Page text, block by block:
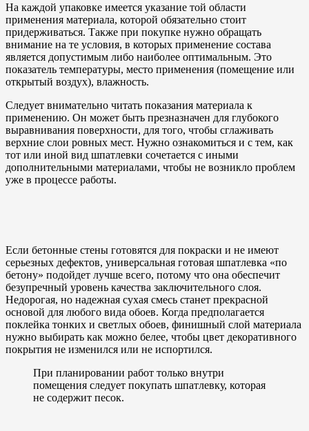
На каждой упаковке имеется указание той области
применения материала, которой обязательно стоит
придерживаться. Также при покупке нужно обращать
внимание на те условия, в которых применение состава
является допустимым либо наиболее оптимальным. Это
показатель температуры, место применения (помещение или
открытый воздух), влажность.
Следует внимательно читать показания материала к
применению. Он может быть презназначен для глубокого
выравнивания поверхности, для того, чтобы сглаживать
верхние слои ровных мест. Нужно ознакомиться и с тем, как
тот или иной вид шпатлевки сочетается с иными
дополнительными материалами, чтобы не возникло проблем
уже в процессе работы.
Если бетонные стены готовятся для покраски и не имеют
серьезных дефектов, универсальная готовая шпатлевка «по
бетону» подойдет лучше всего, потому что она обеспечит
безупречный уровень качества заключительного слоя.
Недорогая, но надежная сухая смесь станет прекрасной
основой для любого вида обоев. Когда предполагается
поклейка тонких и светлых обоев, финишный слой материала
нужно выбирать как можно белее, чтобы цвет декоративного
покрытия не изменился или не испортился.
При планировании работ только внутри
помещения следует покупать шпатлевку, которая
не содержит песок.